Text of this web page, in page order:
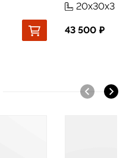
20x30x3
43 500